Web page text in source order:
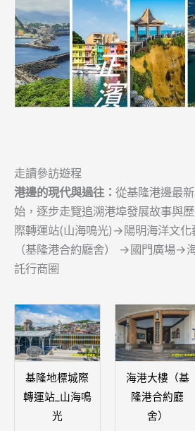
走讀參訪遊程
港邊的現代與過往： 從基隆港邊最
始，逐步走覽追溯港埠發展故事與
際轉運站(山海鳴光)→陽明海洋文
（基隆港合約廳舍） →國門廣場
託行商圈
基隆地標城際
轉運站_山海鳴
光
海港大樓（基
隆港合約廳
舍）